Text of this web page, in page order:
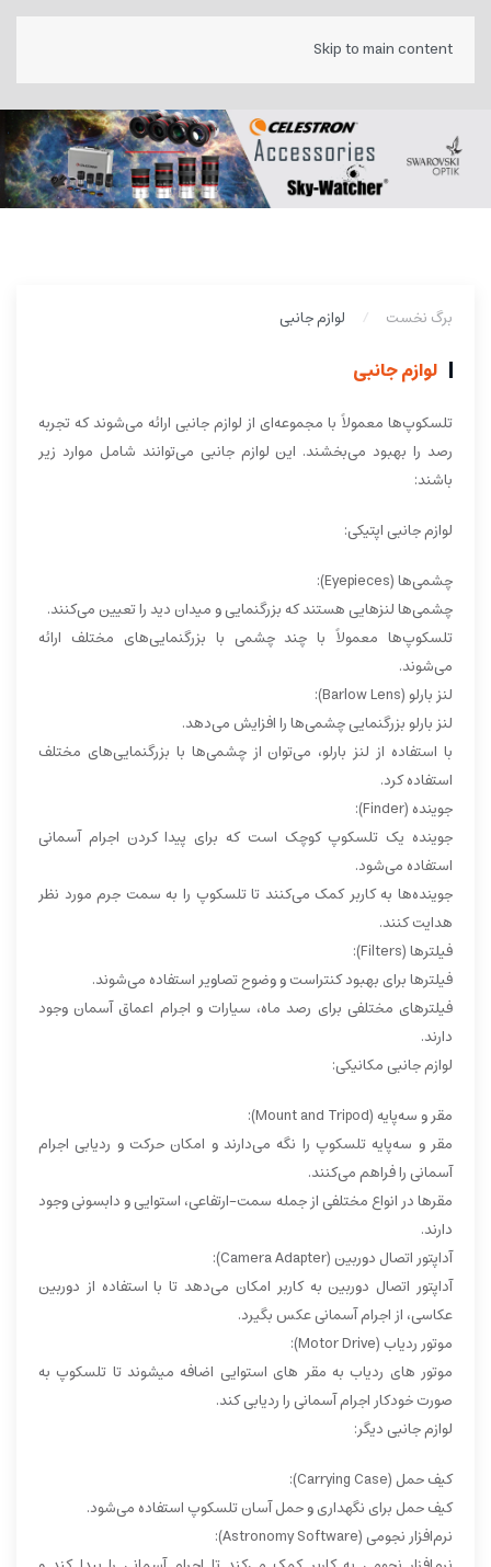
Skip to main content
برگ نخست لوازم جانبی
لوازم جانبی
تلسکوپ‌ها معمولاً با مجموعه‌ای از لوازم جانبی ارائه می‌شوند که تجربه
رصد را بهبود می‌بخشند. این لوازم جانبی می‌توانند شامل موارد زیر
باشند:
لوازم جانبی اپتیکی:
چشمی‌ها (Eyepieces):
چشمی‌ها لنزهایی هستند که بزرگنمایی و میدان دید را تعیین می‌کنند.
تلسکوپ‌ها معمولاً با چند چشمی با بزرگنمایی‌های مختلف ارائه
می‌شوند.
لنز بارلو (Barlow Lens):
لنز بارلو بزرگنمایی چشمی‌ها را افزایش می‌دهد.
با استفاده از لنز بارلو، می‌توان از چشمی‌ها با بزرگنمایی‌های مختلف
استفاده کرد.
جوینده (Finder):
جوینده یک تلسکوپ کوچک است که برای پیدا کردن اجرام آسمانی
استفاده می‌شود.
جوینده‌ها به کاربر کمک می‌کنند تا تلسکوپ را به سمت جرم مورد نظر
هدایت کنند.
فیلترها (Filters):
فیلترها برای بهبود کنتراست و وضوح تصاویر استفاده می‌شوند.
فیلترهای مختلفی برای رصد ماه، سیارات و اجرام اعماق آسمان وجود
دارند.
لوازم جانبی مکانیکی:
مقر و سه‌پایه (Mount and Tripod):
مقر و سه‌پایه تلسکوپ را نگه می‌دارند و امکان حرکت و ردیابی اجرام
آسمانی را فراهم می‌کنند.
مقرها در انواع مختلفی از جمله سمت-ارتفاعی، استوایی و دابسونی وجود
دارند.
آداپتور اتصال دوربین (Camera Adapter):
آداپتور اتصال دوربین به کاربر امکان می‌دهد تا با استفاده از دوربین
عکاسی، از اجرام آسمانی عکس بگیرد.
موتور ردیاب (Motor Drive):
موتور های ردیاب به مقر های استوایی اضافه میشوند تا تلسکوپ به
صورت خودکار اجرام آسمانی را ردیابی کند.
لوازم جانبی دیگر:
کیف حمل (Carrying Case):
کیف حمل برای نگهداری و حمل آسان تلسکوپ استفاده می‌شود.
نرم‌افزار نجومی (Astronomy Software):